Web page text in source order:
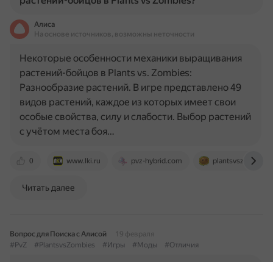
Алиса
На основе источников, возможны неточности
0 www.lki.ru pvz-hybrid.com
Некоторые особенности механики выращивания
растений-бойцов в Plants vs. Zombies:
Разнообразие растений. В игре представлено 49
видов растений, каждое из которых имеет свои
особые свойства, силу и слабости. Выбор растений
с учётом места боя…
Читать далее
Вопрос для Поиска с Алисой
19 февраля
#PvZ
#PlantsvsZombies #Игры #Моды #Отличия